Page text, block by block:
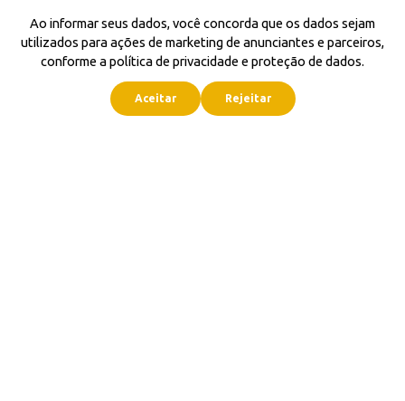
Ao informar seus dados, você concorda que os dados sejam
utilizados para ações de marketing de anunciantes e parceiros,
conforme a política de privacidade e proteção de dados.
Aceitar Rejeitar